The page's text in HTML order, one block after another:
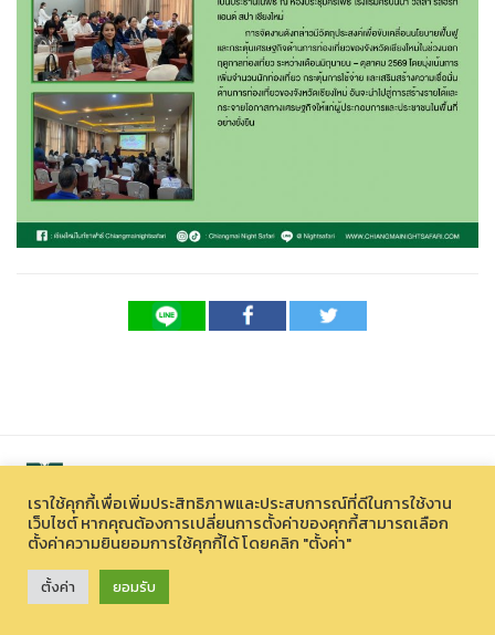
สงวนลิขสิทธิ์ © 2026 องค์การบริหารไนท์ซาฟารี (องค์การมหาชน)
33 หมู่ที่ 12 ตำบลหนองควาย อำเภอหางดง จังหวัดเชียงใหม่ 50230
เราใช้คุกกี้เพื่อเพิ่มประสิทธิภาพและประสบการณ์ที่ดีในการใช้งาน
เว็บไซต์ หากคุณต้องการเปลี่ยนการตั้งค่าของคุกกี้สามารถเลือก
ตั้งค่าความยินยอมการใช้คุกกี้ได้ โดยคลิก "ตั้งค่า"
ตั้งค่า ยอมรับ